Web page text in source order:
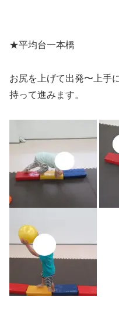
★平均台一本橋
お尻を上げて出発〜上手
持って進みます。